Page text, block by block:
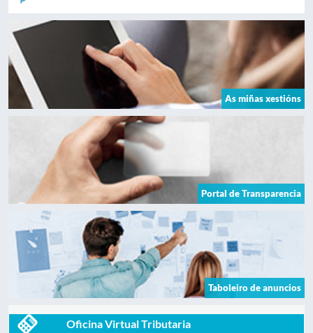
As miñas xestións
Portal de Transparencia
Taboleiro de anuncios
Oficina Virtual Tributaria